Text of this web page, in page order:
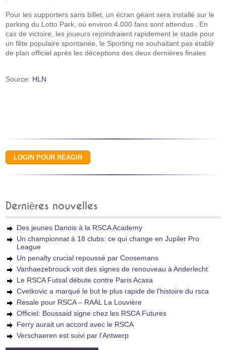
Pour les supporters sans billet, un écran géant sera installé sur le
parking du Lotto Park, où environ 4.000 fans sont attendus . En
cas de victoire, les joueurs rejoindraient rapidement le stade pour
un fête populaire spontanée, le Sporting ne souhaitant pas établir
de plan officiel après les déceptions des deux dernières finales
Source: HLN
Dernières nouvelles
Des jeunes Danois à la RSCA Academy
Un championnat à 18 clubs: ce qui change en Jupiler Pro
League
Un penalty crucial repoussé par Coosemans
Vanhaezebrouck voit des signes de renouveau à Anderlecht
Le RSCA Futsal débute contre Paris Acasa
Cvetkovic a marqué le but le plus rapide de l'histoire du rsca
Resale pour RSCA – RAAL La Louvière
Officiel: Boussaid signe chez les RSCA Futures
Ferry aurait un accord avec le RSCA
Verschaeren est suivi par l’Antwerp